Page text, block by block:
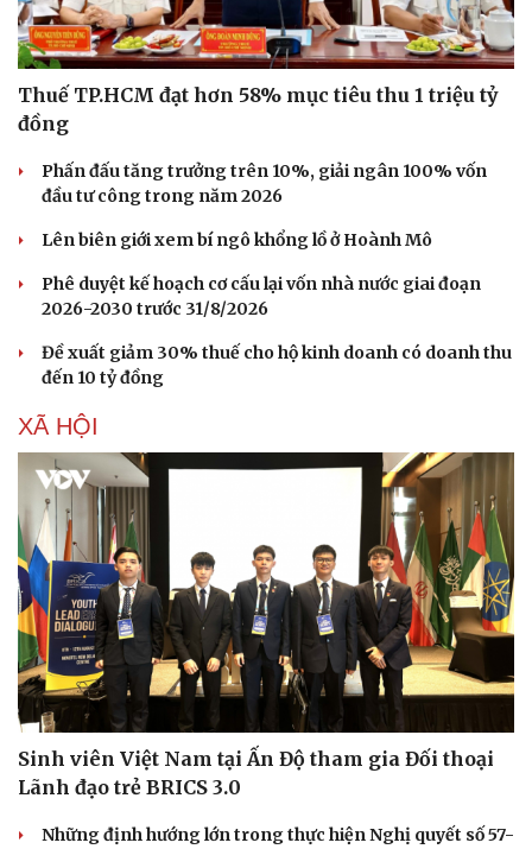
Văn hóa
Sân khấu - Điện ảnh
Văn học
Di sản
Nghệ sĩ
Thuế TP.HCM đạt hơn 58% mục tiêu thu 1 triệu tỷ
đồng
Phấn đấu tăng trưởng trên 10%, giải ngân 100% vốn
đầu tư công trong năm 2026
Lên biên giới xem bí ngô khổng lồ ở Hoành Mô
Phê duyệt kế hoạch cơ cấu lại vốn nhà nước giai đoạn
2026-2030 trước 31/8/2026
Đề xuất giảm 30% thuế cho hộ kinh doanh có doanh thu
đến 10 tỷ đồng
XÃ HỘI
Sinh viên Việt Nam tại Ấn Độ tham gia Đối thoại
Lãnh đạo trẻ BRICS 3.0
Những định hướng lớn trong thực hiện Nghị quyết số 57-